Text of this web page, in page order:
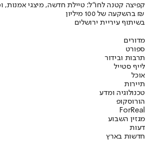
קפיצה קטנה לחו"ל: טיילת חדשה, מיצגי אמנות,
בהשקעה של 100 מיליון ₪
בשיתוף עיריית ירושלים
מדורים
ספורט
תרבות ובידור
לייף סטייל
אוכל
תיירות
טכנולוגיה ומדע
הורוסקופ
ForReal
מגזין השבוע
דעות
חדשות בארץ